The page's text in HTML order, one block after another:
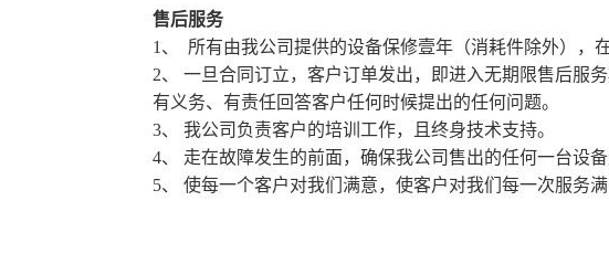
售后服务
1、 所有由我公司提供的设备保修壹年（消耗件除外），
2、 一旦合同订立，客户订单发出，即进入无期限售后服
有义务、有责任回答客户任何时候提出的任何问题。
3、 我公司负责客户的培训工作，且终身技术支持。
4、 走在故障发生的前面，确保我公司售出的任何一台设备
5、 使每一个客户对我们满意，使客户对我们每一次服务满